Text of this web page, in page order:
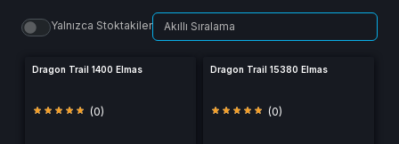
Yalnızca Stoktakiler
Dragon Trail 1400 Elmas
(0)
Dragon Trail 15380 Elmas
(0)